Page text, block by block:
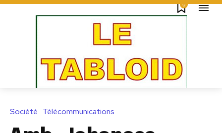
0
Société Télécommunications